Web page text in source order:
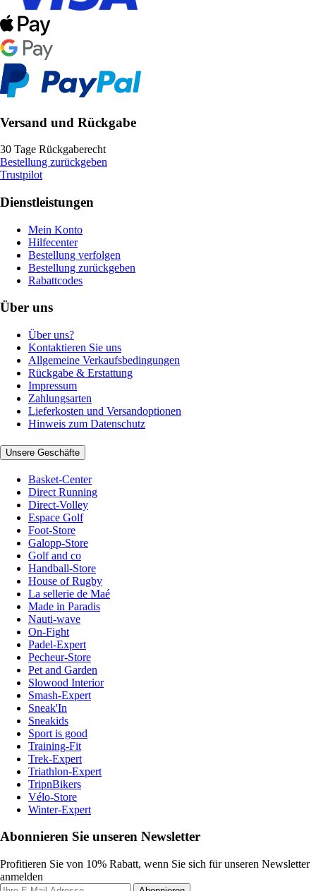
Versand und Rückgabe
30 Tage Rückgaberecht
Bestellung zurückgeben
Trustpilot
Dienstleistungen
Mein Konto
Hilfecenter
Bestellung verfolgen
Bestellung zurückgeben
Rabattcodes
Über uns
Über uns?
Kontaktieren Sie uns
Allgemeine Verkaufsbedingungen
Rückgabe & Erstattung
Impressum
Zahlungsarten
Lieferkosten und Versandoptionen
Hinweis zum Datenschutz
Unsere Geschäfte
Basket-Center
Direct Running
Direct-Volley
Espace Golf
Foot-Store
Galopp-Store
Golf and co
Handball-Store
House of Rugby
La sellerie de Maé
Made in Paradis
Nauti-wave
On-Fight
Padel-Expert
Pecheur-Store
Pet and Garden
Slowood Interior
Smash-Expert
Sneak'In
Sneakids
Sport is good
Training-Fit
Trek-Expert
Triathlon-Expert
TripnBikers
Vélo-Store
Winter-Expert
Abonnieren Sie unseren Newsletter
Profitieren Sie von 10% Rabatt, wenn Sie sich für unseren Newsletter
anmelden